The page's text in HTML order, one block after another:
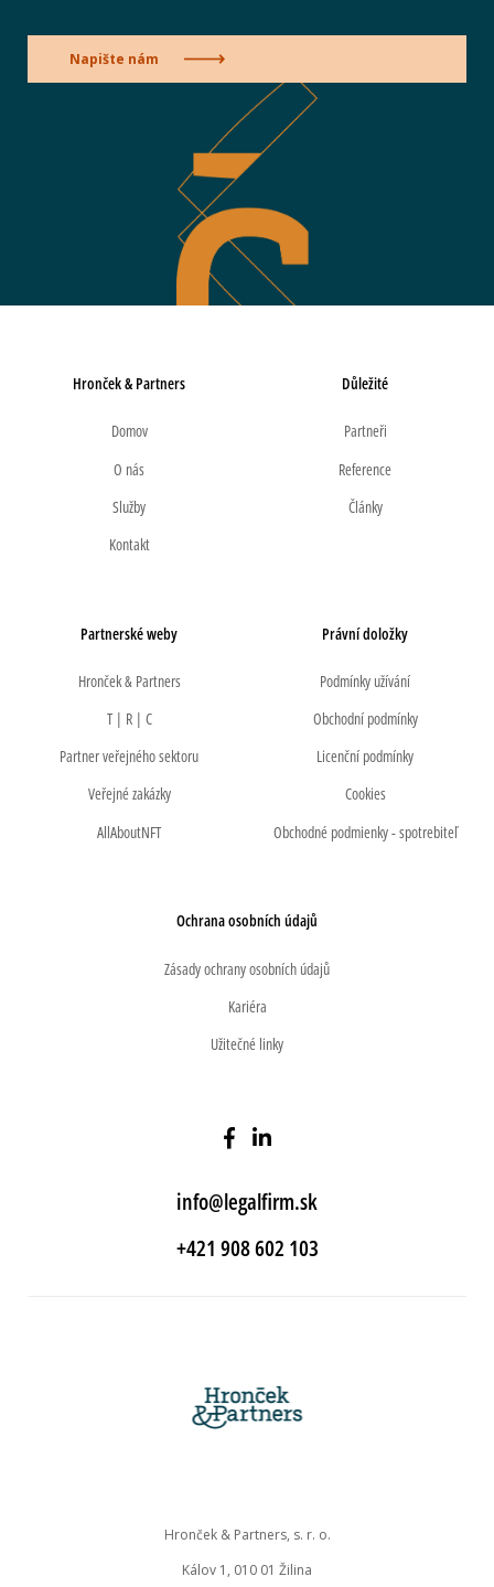
Napište nám
Hronček & Partners
Domov
O nás
Služby
Kontakt
Důležité
Partneři
Reference
Články
Partnerské weby
Hronček & Partners
T | R | C
Partner veřejného sektoru
Veřejné zakázky
AllAboutNFT
Právní doložky
Podmínky užívání
Obchodní podmínky
Licenční podmínky
Cookies
Obchodné podmienky - spotrebiteľ
Ochrana osobních údajů
Zásady ochrany osobních údajů
Kariéra
Užitečné linky
info@legalfirm.sk
+421 908 602 103
Hronček & Partners, s. r. o.
Kálov 1, 010 01 Žilina